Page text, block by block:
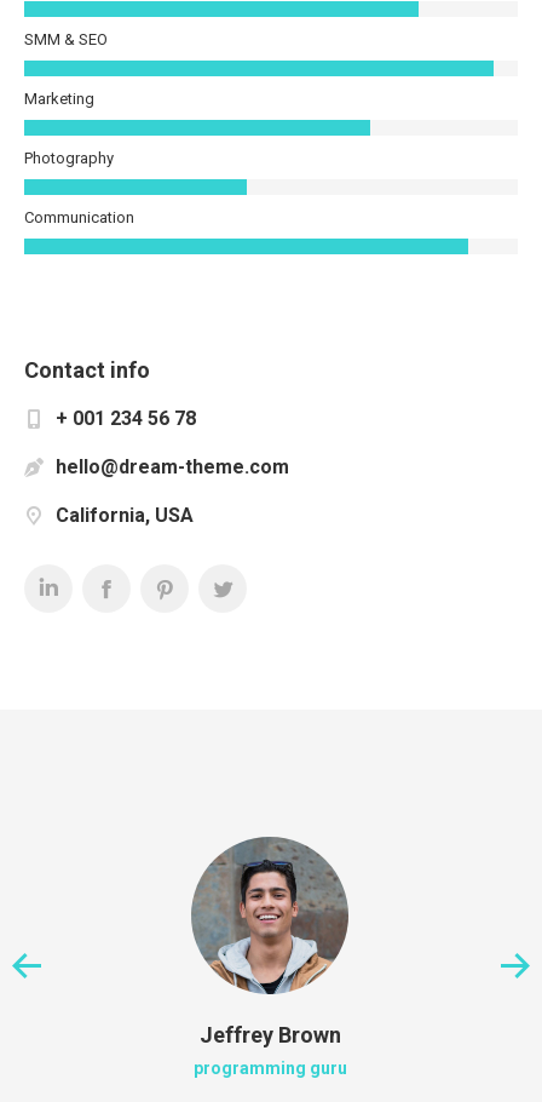
SMM & SEO
Marketing
Photography
Communication
Contact info
+ 001 234 56 78
hello@dream-theme.com
California, USA
Jeffrey Brown
programming guru